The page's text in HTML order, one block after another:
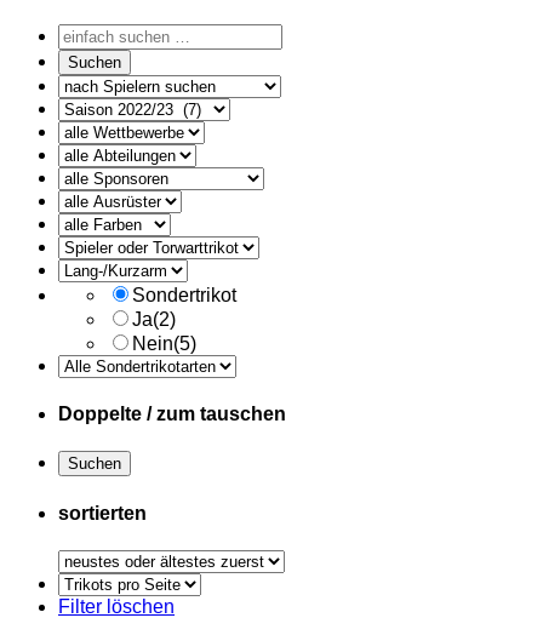
alle
Ausruester
Sondertrikot
Ja(2)
Nein(5)
Doppelte / zum tauschen
sortierten
Trikots
pro
Filter löschen